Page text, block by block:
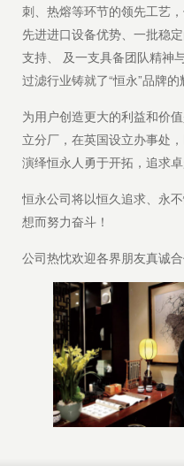
刺、热熔等环节的领先工艺
先进进口设备优势、一批稳
支持、 及一支具备团队精神
过滤行业铸就了“恒永”品牌的
为用户创造更大的利益和价
立分厂，在英国设立办事处
演绎恒永人勇于开拓，追求卓
恒永公司将以恒久追求、永
想而努力奋斗！
公司热忱欢迎各界朋友真诚